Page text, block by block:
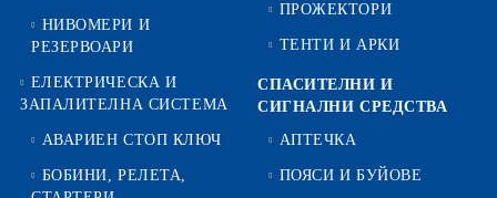
НИВОМЕРИ И
РЕЗЕРВОАРИ
ЕЛЕКТРИЧЕСКА И
ЗАПАЛИТЕЛНА СИСТЕМА
АВАРИЕН СТОП КЛЮЧ
БОБИНИ, РЕЛЕТА,
ПРОЖЕКТОРИ
ТЕНТИ И АРКИ
СПАСИТЕЛНИ И
СИГНАЛНИ СРЕДСТВА
АПТЕЧКА
ПОЯСИ И БУЙОВЕ